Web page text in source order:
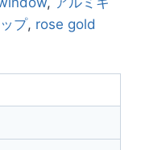
プ, rose gold